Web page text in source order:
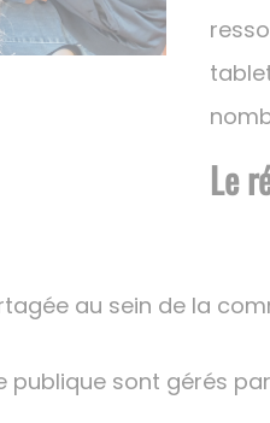
Le
au sein de la
publique sont gérés